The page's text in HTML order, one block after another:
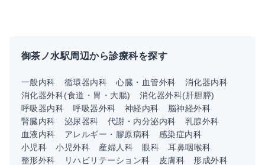
御茶ノ水駅周辺から診療科を探す
一般内科 循環器内科 心臓・血管外科
消化器内科
消化器外科(食道・胃・大腸)
消化器外科(肝胆膵)
呼吸器内科
呼吸器外科 神経内科
脳神経外科
腎臓内科
泌尿器科 代謝・内分泌内科
乳腺外科
血液内科
アレルギー・膠原病科
感染症内科
小児科
小児外科 産婦人科 眼科
耳鼻咽喉科
整形外科
リハビリテーション科 皮膚科
形成外科